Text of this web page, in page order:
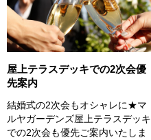
屋上テラスデッキでの2次会優
先案内
結婚式の2次会もオシャレに★マ
ルヤガーデンズ屋上テラスデッキ
での2次会も優先ご案内いたしま